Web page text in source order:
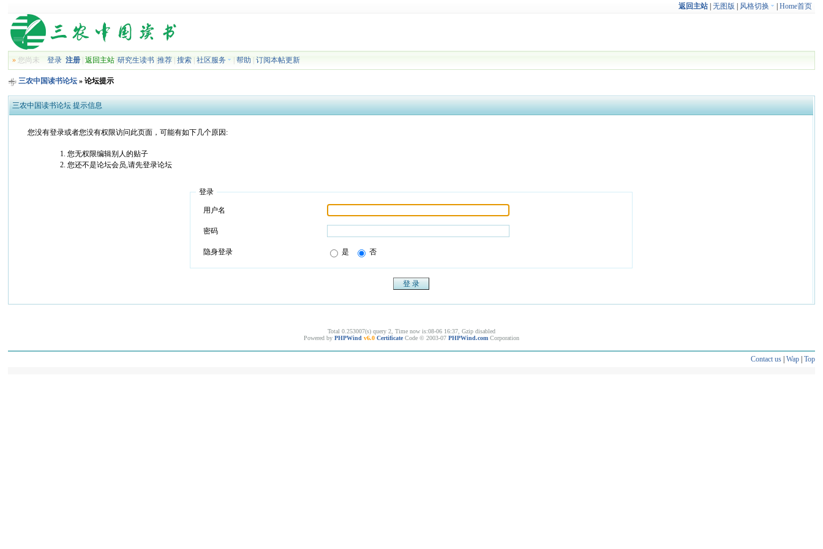
返回主站| 无图版 风格切换 Home首页
» 您尚未登录 注册 |返回主站 |研究生读书 |推荐 |搜索 |社区服务 |帮助 |订阅本帖更新
三农中国读书论坛 » 论坛提示
三农中国读书论坛 提示信息
您没有登录或者您没有权限访问此页面，可能有如下几个原因:
您无权限编辑别人的贴子
您还不是论坛会员,请先登录论坛
登录
用户名
密码
隐身登录 是 否
Total 0.253007(s) query 2, Time now is:08-06 16:37, Gzip disabled
Powered by PHPWind v6.0 Certificate Code © 2003-07 PHPWind.com Corporation
Contact us| Wap| Top